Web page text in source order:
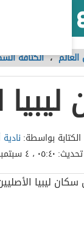
،الكثافة
بواسطة:
٠٥:٤٠ ، ٤ سبتمبر ٢٠٢٣